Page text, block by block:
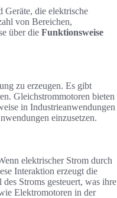
Geräte, die elektrische
von Bereichen,
über die Funktionsweise
zu erzeugen. Es gibt
Gleichstrommotoren bieten
in Industrieanwendungen
einzusetzen.
elektrischer Strom durch
Interaktion erzeugt die
Stroms gesteuert, was ihre
Elektromotoren in der